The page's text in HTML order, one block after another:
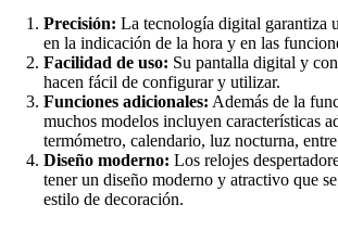
Precisión: La tecnología digital garantiza
en la indicación de la hora y en las
Facilidad de uso: Su pantalla digital y
hacen fácil de configurar y utilizar.
Funciones adicionales: Además de la
muchos modelos incluyen características
termómetro, calendario, luz nocturna,
Diseño moderno: Los relojes
tener un diseño moderno y atractivo que
estilo de decoración.